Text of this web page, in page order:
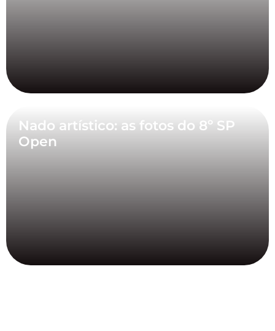
Nado artístico: as fotos do 8º SP
Open